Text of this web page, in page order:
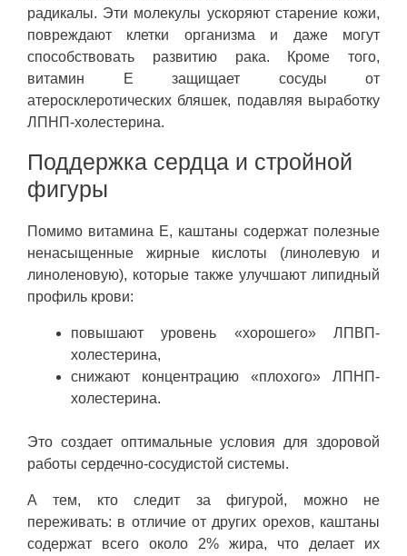
радикалы. Эти молекулы ускоряют старение кожи,
повреждают клетки организма и даже могут
способствовать развитию рака. Кроме того,
витамин E защищает сосуды от
атеросклеротических бляшек, подавляя выработку
ЛПНП-холестерина.
Поддержка сердца и стройной
фигуры
Помимо витамина E, каштаны содержат полезные
ненасыщенные жирные кислоты (линолевую и
линоленовую), которые также улучшают липидный
профиль крови:
повышают уровень «хорошего» ЛПВП-
холестерина,
снижают концентрацию «плохого» ЛПНП-
холестерина.
Это создает оптимальные условия для здоровой
работы сердечно-сосудистой системы.
А тем, кто следит за фигурой, можно не
переживать: в отличие от других орехов, каштаны
содержат всего около 2% жира, что делает их